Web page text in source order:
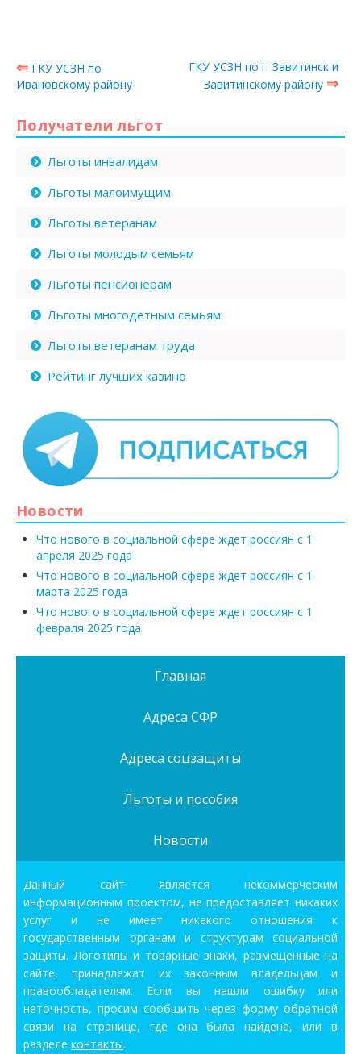
⇐ ГКУ УСЗН по
Ивановскому району
ГКУ УСЗН по г. Завитинск и
Завитинскому району ⇒
Получатели льгот
Льготы инвалидам
Льготы малоимущим
Льготы ветеранам
Льготы молодым семьям
Льготы пенсионерам
Льготы многодетным семьям
Льготы ветеранам труда
Рейтинг лучших казино
Новости
Что нового в социальной сфере ждет россиян с 1
апреля 2025 года
Что нового в социальной сфере ждет россиян с 1
марта 2025 года
Что нового в социальной сфере ждет россиян с 1
февраля 2025 года
Главная
Адреса СФР
Адреса соцзащиты
Льготы и пособия
Новости
Данный сайт является некоммерческим
информационным проектом, не предоставляет никаких
услуг и не имеет никакого отношения к
государственным органам и структурам социальной
защиты. Логотипы и товарные знаки, размещённые на
сайте, принадлежат их законным владельцам и
правообладателям. Если вы нашли ошибку или
неточность, просим сообщить через форму обратной
связи на странице, где она была найдена, или в
разделе контакты.